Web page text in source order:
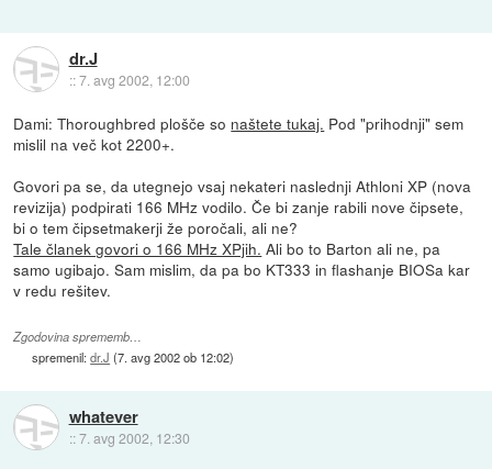
dr.J
::7. avg 2002, 12:00
Dami: Thoroughbred plošče so naštete tukaj. Pod "prihodnji" sem
mislil na več kot 2200+.
Govori pa se, da utegnejo vsaj nekateri naslednji Athloni XP (nova
revizija) podpirati 166 MHz vodilo. Če bi zanje rabili nove čipsete,
bi o tem čipsetmakerji že poročali, ali ne?
Tale članek govori o 166 MHz XPjih. Ali bo to Barton ali ne, pa
samo ugibajo. Sam mislim, da pa bo KT333 in flashanje BIOSa kar
v redu rešitev.
Zgodovina sprememb…
spremenil:dr.J (7. avg 2002 ob 12:02)
whatever
::7. avg 2002, 12:30